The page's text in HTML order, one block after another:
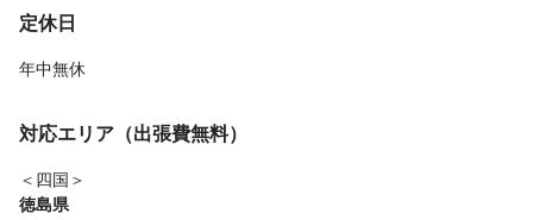
定休日
年中無休
対応エリア（出張費無料）
＜四国＞
徳島県